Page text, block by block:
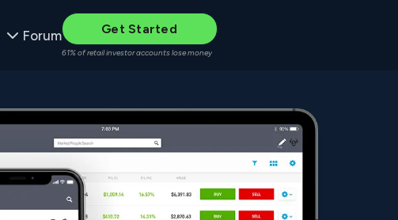
Forum Get Started
61% of retail investor accounts lose money